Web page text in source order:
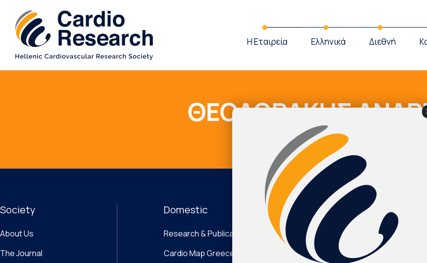
Η Εταιρεία Ελληνικά Διεθνή
ΘΕΟΔΩΡΑΚΗΣ
Cardio Map Greece ΘΕΟΔΩΡΑΚΗΣ ΑΝΔΡΕΑΣ
Society
About Us
The Journal
Domestic
Research & Publications
Cardio Map Greece
International
Νέα Τεχνολογικά Προϊόντα
Digital Health & Innovation